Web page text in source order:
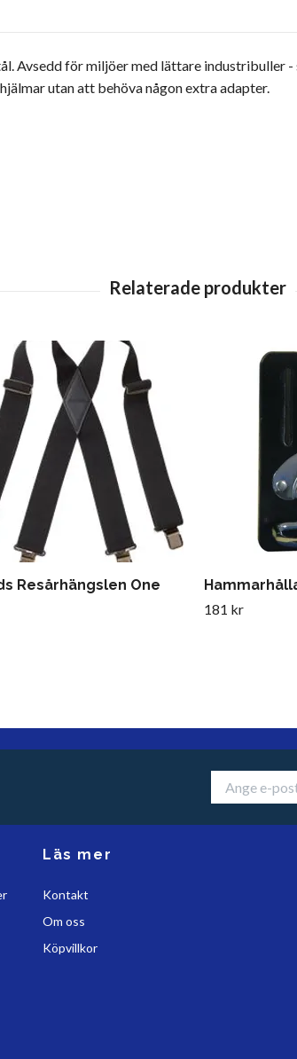
Avsedd för miljöer med lättare industribuller
utan att behöva någon extra adapter.
Resårhängslen One
181 kr
Läs mer
Kontakt
Om oss
Köpvillkor